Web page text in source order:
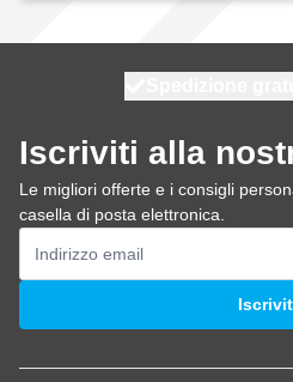
Iscriviti alla
Le migliori offerte e i consigli
casella di posta elettronica.
Indirizzo email